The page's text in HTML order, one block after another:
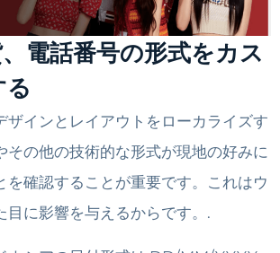
電話番号の形式をカス
ザインとレイアウトをローカライズす
その他の技術的な形式が現地の好みに
を確認することが重要です。これはウ
目に影響を与えるからです。.